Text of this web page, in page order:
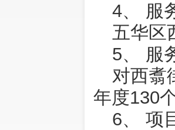
4、 服
五华区
5、 服
对西翥
年度130
6、 项